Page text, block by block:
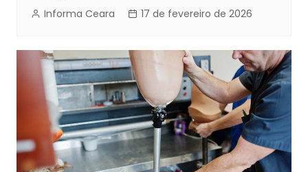
Informa Ceara 17 de fevereiro de 2026